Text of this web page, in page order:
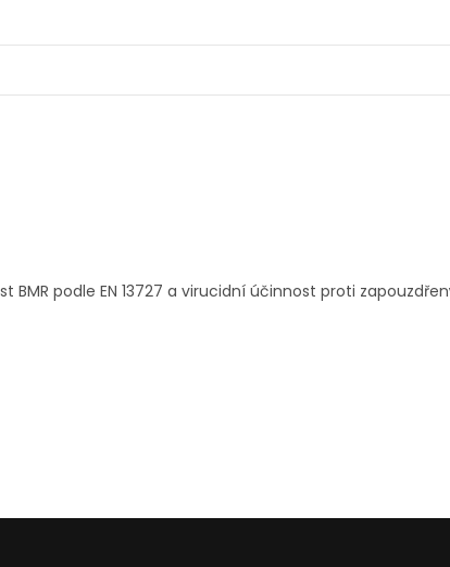
podle EN 13727 a virucidní účinnost proti